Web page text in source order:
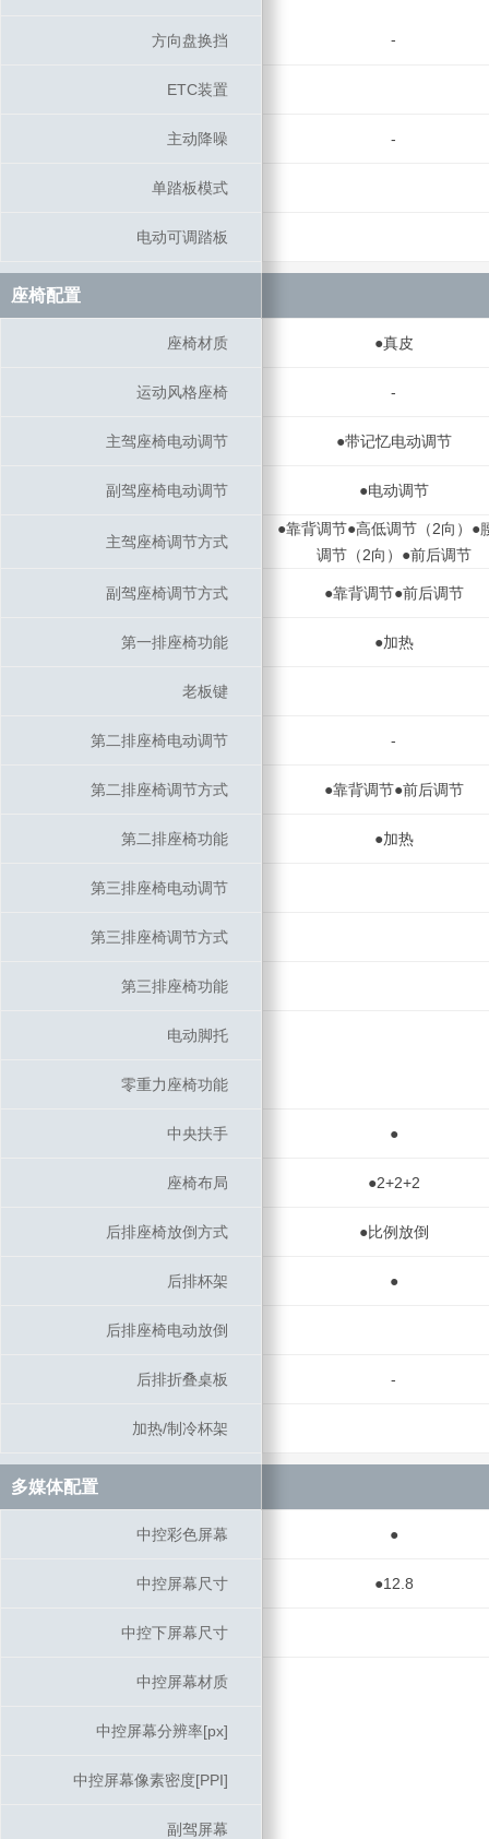
方向盘换挡 -
ETC装置
主动降噪 -
单踏板模式
电动可调踏板
座椅配置
座椅材质 ●真皮
运动风格座椅 -
主驾座椅电动调节 ●带记忆电动调节
副驾座椅电动调节 ●电动调节
主驾座椅调节方式
●靠背调节●高低调节（2向）●
调节（2向）●前后调节
副驾座椅调节方式 ●靠背调节●前后调节
第一排座椅功能 ●加热
老板键
第二排座椅电动调节 -
第二排座椅调节方式 ●靠背调节●前后调节
第二排座椅功能 ●加热
第三排座椅电动调节
第三排座椅调节方式
第三排座椅功能
电动脚托
零重力座椅功能
中央扶手 ●
座椅布局 ●2+2+2
后排座椅放倒方式 ●比例放倒
后排杯架 ●
后排座椅电动放倒
后排折叠桌板 -
加热/制冷杯架
多媒体配置
中控彩色屏幕 ●
中控屏幕尺寸 ●12.8
中控下屏幕尺寸
中控屏幕材质
中控屏幕分辨率[px]
中控屏幕像素密度[PPI]
副驾屏幕
方向盘换挡
ETC装置
主动降噪
单踏板模式
电动可调踏板
座椅配置
座椅材质
运动风格座椅
主驾座椅电动调节
副驾座椅电动调节
主驾座椅调节方式
副驾座椅调节方式
第一排座椅功能
老板键
第二排座椅电动调节
第二排座椅调节方式
第二排座椅功能
第三排座椅电动调节
第三排座椅调节方式
第三排座椅功能
电动脚托
零重力座椅功能
中央扶手
座椅布局
后排座椅放倒方式
后排杯架
后排座椅电动放倒
后排折叠桌板
加热/制冷杯架
多媒体配置
中控彩色屏幕
中控屏幕尺寸
中控下屏幕尺寸
中控屏幕材质
中控屏幕分辨率[px]
中控屏幕像素密度[PPI]
副驾屏幕